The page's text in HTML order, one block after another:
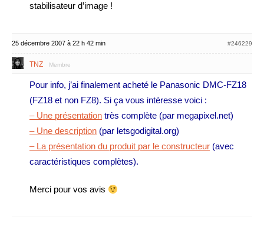
stabilisateur d’image !
25 décembre 2007 à 22 h 42 min #246229
TNZ Membre
Pour info, j’ai finalement acheté le Panasonic DMC-FZ18
(FZ18 et non FZ8). Si ça vous intéresse voici :
– Une présentation très complète (par megapixel.net)
– Une description (par letsgodigital.org)
– La présentation du produit par le constructeur (avec
caractéristiques complètes).
Merci pour vos avis